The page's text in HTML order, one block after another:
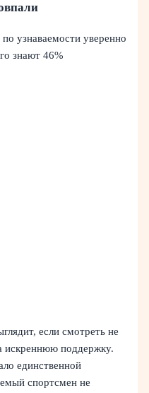
узнаваемости уверенно
знают 46%
если смотреть не
искреннюю поддержку.
единственной
спортсмен не